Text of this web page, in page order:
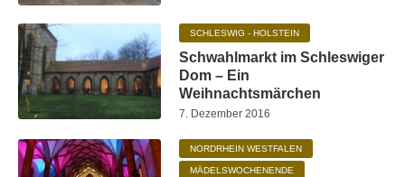
SCHLESWIG - HOLSTEIN
Schwahlmarkt im Schleswiger
Dom – Ein
Weihnachtsmärchen
7. Dezember 2016
NORDRHEIN WESTFALEN
MÄDELSWOCHENENDE